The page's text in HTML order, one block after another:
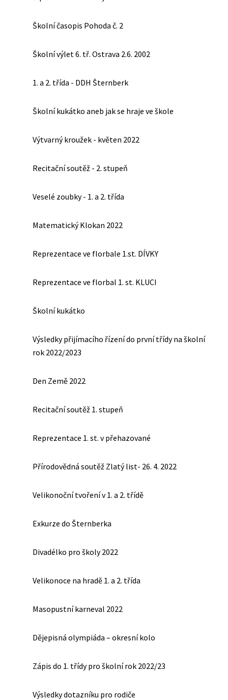
Školní časopis Pohoda č. 2
Školní výlet 6. tř. Ostrava 2.6. 2002
1. a 2. třída - DDH Šternberk
Školní kukátko aneb jak se hraje ve škole
Výtvarný kroužek - květen 2022
Recitační soutěž - 2. stupeň
Veselé zoubky - 1. a 2. třída
Matematický Klokan 2022
Reprezentace ve florbale 1.st. DÍVKY
Reprezentace ve florbal 1. st. KLUCI
Školní kukátko
Výsledky přijímacího řízení do první třídy na školní
rok 2022/2023
Den Země 2022
Recitační soutěž 1. stupeň
Reprezentace 1. st. v přehazované
Přírodovědná soutěž Zlatý list- 26. 4. 2022
Velikonoční tvoření v 1. a 2. třídě
Exkurze do Šternberka
Divadélko pro školy 2022
Velikonoce na hradě 1. a 2. třída
Masopustní karneval 2022
Dějepisná olympiáda – okresní kolo
Zápis do 1. třídy pro školní rok 2022/23
Výsledky dotazníku pro rodiče